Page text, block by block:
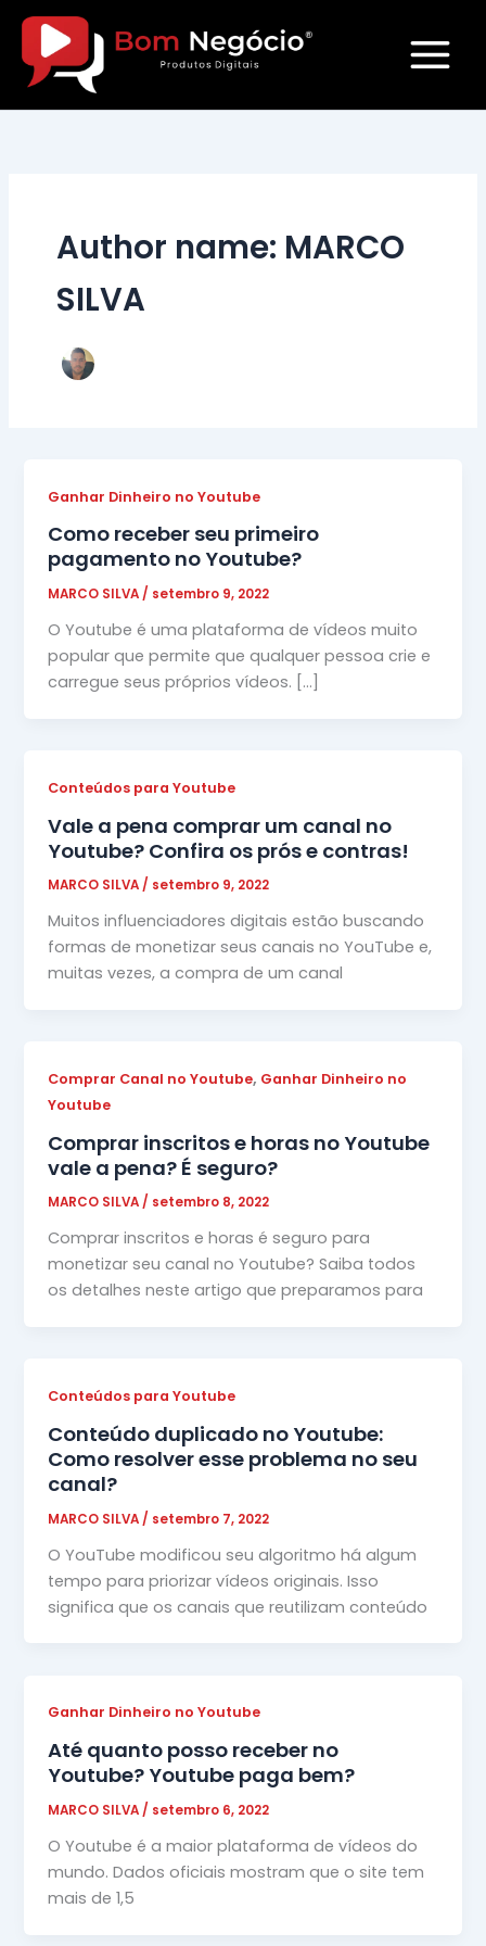
conteúdo
Author name: MARCO
SILVA
Ganhar Dinheiro no Youtube
Como receber seu primeiro
pagamento no Youtube?
MARCO SILVA / setembro 9, 2022
O Youtube é uma plataforma de vídeos muito
popular que permite que qualquer pessoa crie e
carregue seus próprios vídeos. […]
Conteúdos para Youtube
Vale a pena comprar um canal no
Youtube? Confira os prós e contras!
MARCO SILVA/ setembro 9, 2022
Muitos influenciadores digitais estão buscando
formas de monetizar seus canais no YouTube e,
muitas vezes, a compra de um canal
Comprar Canal no Youtube, Ganhar Dinheiro no
Youtube
Comprar inscritos e horas no Youtube
vale a pena? É seguro?
MARCO SILVA/ setembro 8, 2022
Comprar inscritos e horas é seguro para
monetizar seu canal no Youtube? Saiba todos
os detalhes neste artigo que preparamos para
Conteúdos para Youtube
Conteúdo duplicado no Youtube:
Como resolver esse problema no seu
canal?
MARCO SILVA / setembro 7, 2022
O YouTube modificou seu algoritmo há algum
tempo para priorizar vídeos originais. Isso
significa que os canais que reutilizam conteúdo
Ganhar Dinheiro no Youtube
Até quanto posso receber no
Youtube? Youtube paga bem?
MARCO SILVA / setembro 6, 2022
O Youtube é a maior plataforma de vídeos do
mundo. Dados oficiais mostram que o site tem
mais de 1,5